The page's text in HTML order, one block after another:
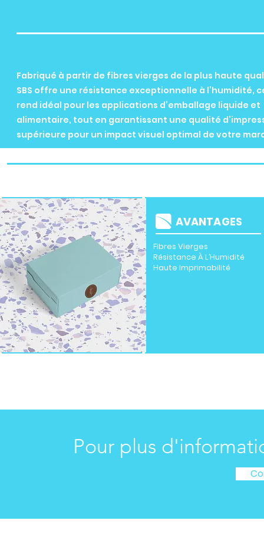
Fabriqué à partir de fibres vierges de la plus haute
SBS offre une résistance exceptionnelle à l’humidité,
rend idéal pour les applications d’emballage liquide et
alimentaire, tout en garantissant une qualité
supérieure pour un impact visuel optimal de votre
APPLICATIONS
Produits De Détail Haut De
Gamme
Emballage Alimentaire
Cosmétiques
Produits Médicaux
AVANTAGES
Fibres Vierges
Résistance À L’Humidité
Haute Imprimabilité
Pour plus